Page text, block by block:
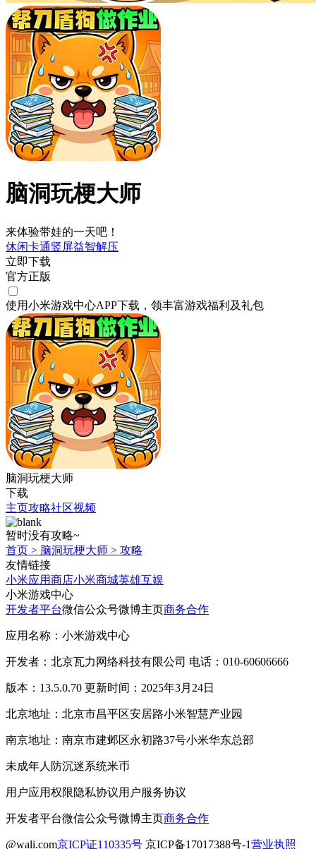
脑洞玩梗大师
来体验带娃的一天吧！
休闲卡通竖屏益智解压
立即下载
官方正版
使用小米游戏中心APP下载 ，领丰富游戏福利 及礼包
脑洞玩梗大师
下载
主页攻略社区视频
暂时没有攻略~
首页 > 脑洞玩梗大师 > 攻略
友情链接
小米应用商店小米商城英雄互娱
小米游戏中心
开发者平台微信公众号微博主页商务合作
应用名称：小米游戏中心
开发者：北京瓦力网络科技有限公司 电话：010-60606666
版本：13.5.0.70 更新时间：2025年3月24日
北京地址：北京市昌平区安居路小米智慧产业园
南京地址：南京市建邺区永初路37号小米华东总部
未成年人防沉迷系统米币
用户应用权限隐私协议用户服务协议
开发者平台微信公众号微博主页商务合作
@wali.com京ICP证110335号 京ICP备17017388号-1营业执照